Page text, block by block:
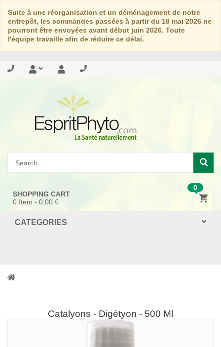
Suite à une réorganisation et un déménagement de notre
entrepôt, les commandes passées à partir du 18 mai 2026 ne
pourront être envoyées avant début juin 2026. Toute
l'équipe travaille afin de réduire ce délai.
0
SHOPPING CART
0 Item - 0,00 €
CATEGORIES
Catalyons - Digétyon - 500 Ml